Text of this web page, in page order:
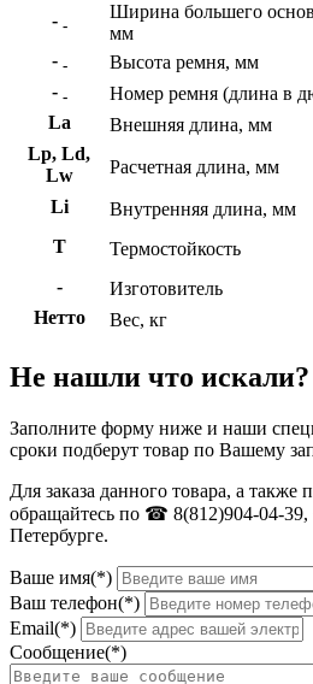
- -
Ширина большего
мм
- - Высота ремня, мм
- - Номер ремня (длина в
La
Внешняя длина, мм
Lp, Ld,
Lw
Расчетная длина, мм
Li
Внутренняя длина, мм
Т
Термостойкость
-
Изготовитель
Нетто
Вес, кг
Не нашли что искали?
Заполните форму ниже и наши
сроки подберут товар по Вашему
Для заказа данного товара, а
обращайтесь по ☎ 8(812)904-04-39,
Петербурге.
Ваше имя(*)
Ваш телефон(*)
Email(*)
Сообщение(*)